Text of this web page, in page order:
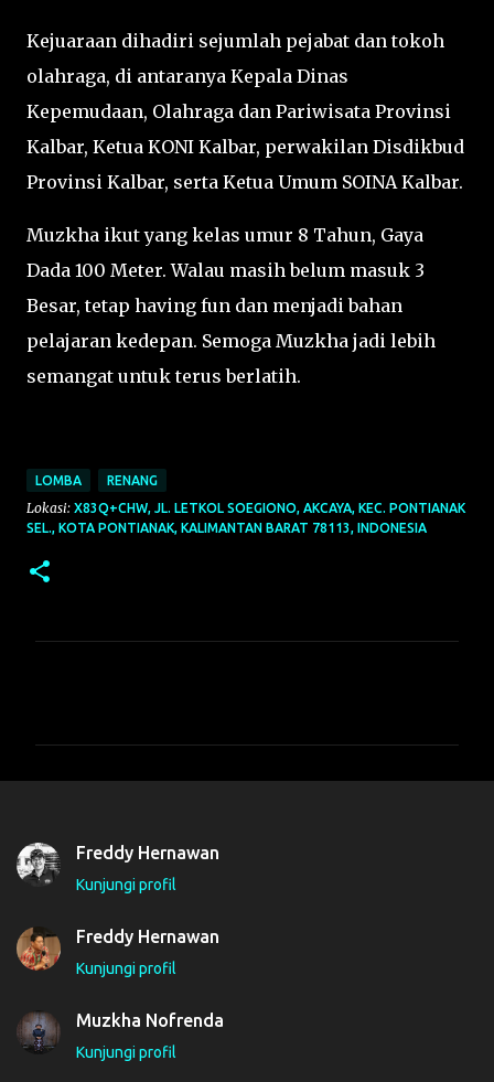
Kejuaraan dihadiri sejumlah pejabat dan tokoh
olahraga, di antaranya Kepala Dinas
Kepemudaan, Olahraga dan Pariwisata Provinsi
Kalbar, Ketua KONI Kalbar, perwakilan Disdikbud
Provinsi Kalbar, serta Ketua Umum SOINA Kalbar.
Muzkha ikut yang kelas umur 8 Tahun, Gaya
Dada 100 Meter. Walau masih belum masuk 3
Besar, tetap having fun dan menjadi bahan
pelajaran kedepan. Semoga Muzkha jadi lebih
semangat untuk terus berlatih.
LOMBA RENANG
Lokasi: X83Q+CHW, JL. LETKOL SOEGIONO, AKCAYA, KEC. PONTIANAK
SEL., KOTA PONTIANAK, KALIMANTAN BARAT 78113, INDONESIA
a
Freddy Hernawan
Kunjungi profil
Freddy Hernawan
Kunjungi profil
Muzkha Nofrenda
Kunjungi profil